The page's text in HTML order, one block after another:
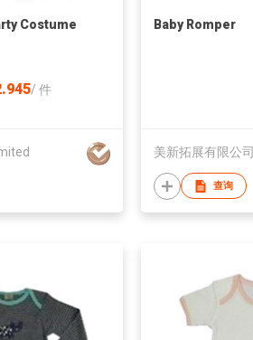
Costume
/ 件
Baby Romper
美新拓展有限公司
查询